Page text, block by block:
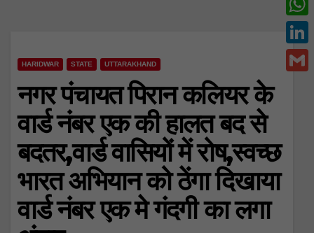
HARIDWAR STATE UTTARAKHAND
नगर पंचायत पिरान कलियर के
वार्ड नंबर एक की हालत बद से
बदतर,वार्ड वासियों में रोष,स्वच्छ
भारत अभियान को ठेंगा दिखाया
वार्ड नंबर एक मे गंदगी का लगा
c
e
w
i
W
h
a
L